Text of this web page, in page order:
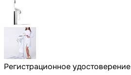
Регистрационное удостоверение